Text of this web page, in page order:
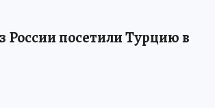
России посетили Турцию в